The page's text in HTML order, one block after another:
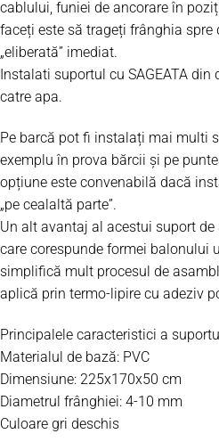
cablului, funiei de ancorare în
faceți este să trageți frânghia spre
„eliberată” imediat.
Instalati suportul cu SAGEATA din
catre apa.
Pe barcă pot fi instalați mai multi
exemplu în prova bărcii și pe
opțiune este convenabilă dacă
„pe cealaltă parte”.
Un alt avantaj al acestui suport
care corespunde formei balonului
simplifică mult procesul de
aplică prin termo-lipire cu adeziv
Principalele caracteristici a
Materialul de bază: PVC
Dimensiune: 225x170x50 cm
Diametrul frânghiei: 4-10 mm
Culoare gri deschis